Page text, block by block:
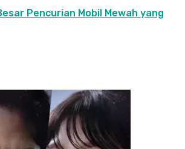
Pencurian Mobil Mewah yang